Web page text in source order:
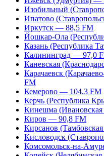
Изобильный
Ипатово
Иркутск — 88,5 FM
Йошкар-Ола
Казань (Республика
Калининград — 97,0
Каневская
Карачаевск
FM
Кемерово — 104,3 FM
Керчь (Республика
Кинешма
Киров — 90,8 FM
Кирсанов
Кисловодск
Комсомольск-на-